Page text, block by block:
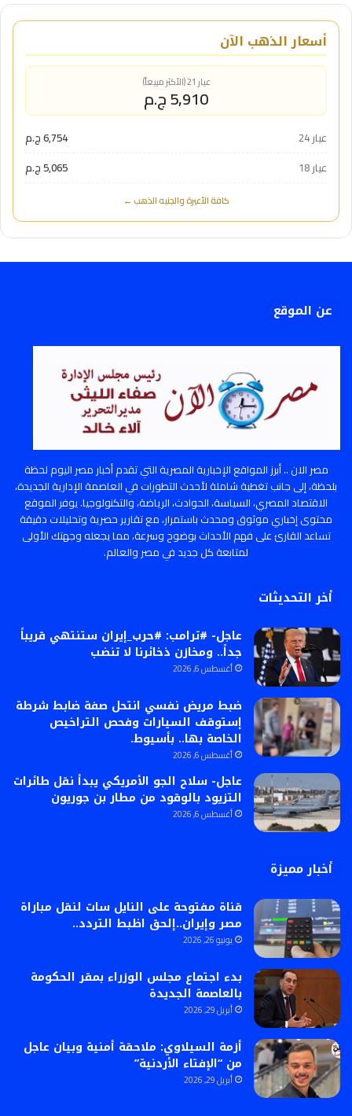
أسعار الذهب الآن
عيار 21 (الأكثر مبيعاً)
5,910 ج.م
عيار 24
6,754 ج.م
عيار 18
5,065 ج.م
كافة الأعيرة والجنيه الذهب ←
عن الموقع
مصر الان .. أبرز المواقع الإخبارية المصرية التي تقدم أخبار مصر اليوم لحظة
بلحظة، إلى جانب تغطية شاملة لأحدث التطورات في العاصمة الإدارية الجديدة،
الاقتصاد المصري، السياسة، الحوادث، الرياضة، والتكنولوجيا. يوفر الموقع
محتوى إخباري موثوق ومحدث باستمرار، مع تقارير حصرية وتحليلات دقيقة
تساعد القارئ على فهم الأحداث بوضوح وسرعة، مما يجعله وجهتك الأولى
لمتابعة كل جديد في مصر والعالم.
أخر التحديثات
عاجل- #ترامب: #حرب_إيران ستنتهي قريباً
جداً.. ومخازن ذخائرنا لا تنضب
أغسطس 6, 2026
ضبط مريض نفسي انتحل صفة ضابط شرطة
إستوقف السيارات وفحص التراخيص
الخاصة بها.. بأسيوط.
أغسطس 6, 2026
عاجل- سلاح الجو الأمريكي يبدأ نقل طائرات
التزيود بالوقود من مطار بن جوريون
أغسطس 6, 2026
أخبار مميزة
قناة مفتوحة على النايل سات لنقل مباراة
مصر وإيران..إلحق اظبط التردد..
يونيو 26, 2026
بدء اجتماع مجلس الوزراء بمقر الحكومة
بالعاصمة الجديدة
أبريل 29, 2026
أزمة السيلاوي: ملاحقة أمنية وبيان عاجل
من “الإفتاء الأردنية”
أبريل 29, 2026